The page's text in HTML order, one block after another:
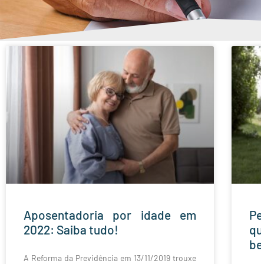
Aposentadoria por idade em
2022: Saiba tudo!
A Reforma da Previdência em 13/11/2019 trouxe